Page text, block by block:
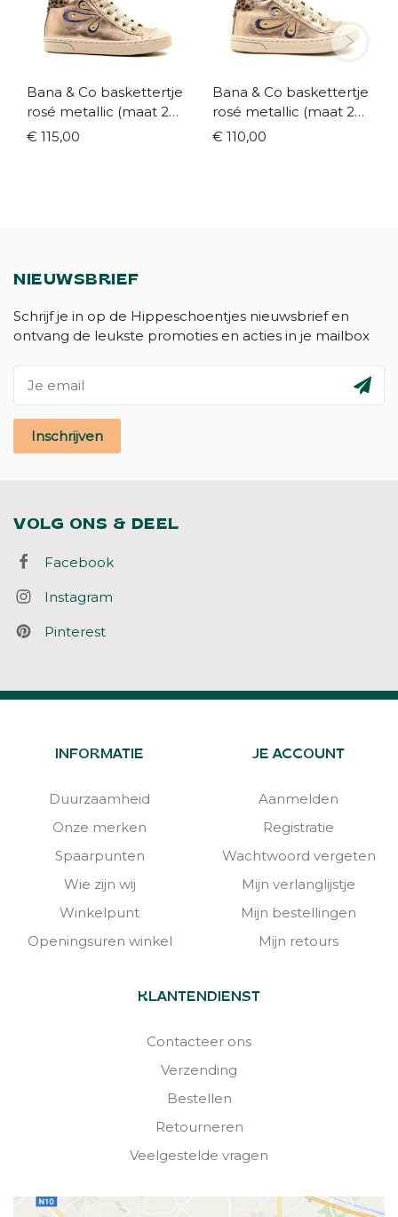
Bana & Co baskettertje
rosé metallic (maat 24-
33)
€ 115,00
Bana & Co baskettertje
rosé metallic (maat 24-
33)
€ 110,00
NIEUWSBRIEF
Schrijf je in op de Hippeschoentjes nieuwsbrief en
ontvang de leukste promoties en acties in je mailbox
Inschrijven
VOLG ONS & DEEL
Facebook
Instagram
Pinterest
INFORMATIE
Duurzaamheid
Onze merken
Spaarpunten
Wie zijn wij
Winkelpunt
Openingsuren winkel
JE ACCOUNT
Aanmelden
Registratie
Wachtwoord vergeten
Mijn verlanglijstje
Mijn bestellingen
Mijn retours
KLANTENDIENST
Contacteer ons
Verzending
Bestellen
Retourneren
Veelgestelde vragen